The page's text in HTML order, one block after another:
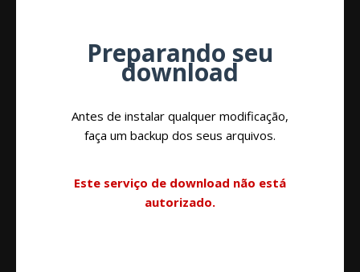
Preparando seu
download
Antes de instalar qualquer modificação,
faça um backup dos seus arquivos.
Este serviço de download não está
autorizado.